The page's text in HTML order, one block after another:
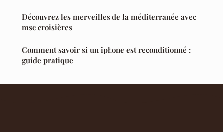
Découvrez les merveilles de la méditerranée avec
msc croisières
Comment savoir si un iphone est reconditionné :
guide pratique